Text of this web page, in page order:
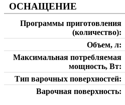
ОСНАЩЕНИЕ
Программы приготовления
(количество)
Объем, л
Максимальная потребляемая
мощность, Вт
Тип варочных поверхностей
Варочная поверхность